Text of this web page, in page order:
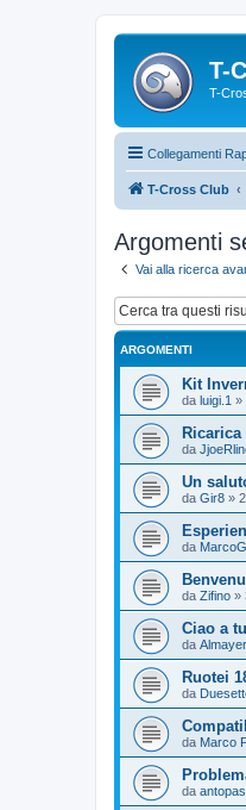
T-
T-
Collegamenti
T-Cross Club
Argomenti
Vai alla ricerca
ARGOMENTI
Kit
da luigi.1 »
da
Un
da Gir8 »
da
da Zifino »
Ciao a
da Almayer
Ruotei
da
da Marco
da